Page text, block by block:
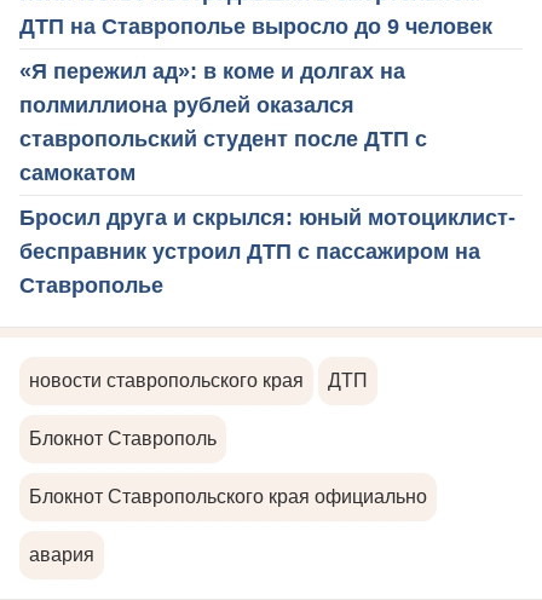
ДТП на Ставрополье выросло до 9 человек
«Я пережил ад»: в коме и долгах на
полмиллиона рублей оказался
ставропольский студент после ДТП с
самокатом
Бросил друга и скрылся: юный мотоциклист-
бесправник устроил ДТП с пассажиром на
Ставрополье
новости ставропольского края ДТП
Блокнот Ставрополь
Блокнот Ставропольского края официально
авария